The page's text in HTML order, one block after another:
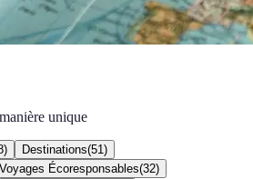
unique
) Destinations(51 )
Voyages Écoresponsables(32)